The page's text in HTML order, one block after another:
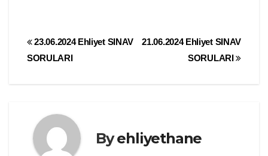
Yazı
21.06.2024 Ehliyet SINAV
SORULARI
23.06.2024 Ehliyet SINAV
SORULARI
Byehliyethane